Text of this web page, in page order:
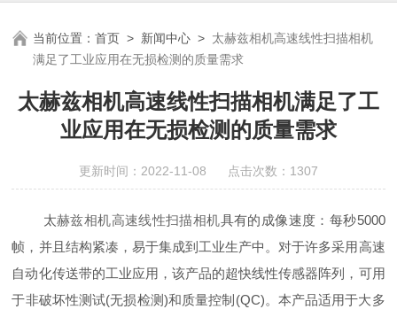
当前位置：首页 > 新闻中心 > 太赫兹相机高速线性扫描相机
满足了工业应用在无损检测的质量需求
太赫兹相机高速线性扫描相机满足了工
业应用在无损检测的质量需求
更新时间：2022-11-08 点击次数：1307
太赫兹相机高速线性扫描相机具有的成像速度：每秒5000
帧，并且结构紧凑，易于集成到工业生产中。对于许多采用高速
自动化传送带的工业应用，该产品的超快线性传感器阵列，可用
于非破坏性测试(无损检测)和质量控制(QC)。本产品适用于大多